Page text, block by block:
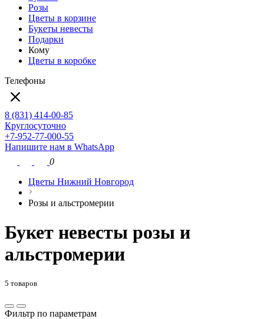
Розы
Цветы в корзине
Букеты невесты
Подарки
Кому
Цветы в коробке
Телефоны
8 (831) 414-00-85
Круглосуточно
+7-952-77-000-55
Напишите нам в WhatsApp
0
Цветы Нижний Новгород
Розы и альстромерии
Букет невесты розы и
альстромерии
5 товаров
Фильтр по параметрам